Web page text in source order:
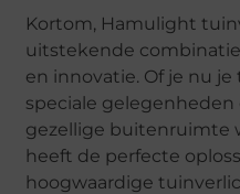
Kortom, Hamulight
uitstekende
en innovatie. Of je nu
speciale
gezellige buitenruimte
heeft de perfecte
hoogwaardige